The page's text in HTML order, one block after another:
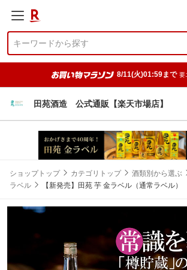
8/11(火)01:59まで 要
田苑酒造 公式通販【楽天市場店】
ショップトップ カテゴリトップ 酒類別から選ぶ
ラベル
【新発売】田苑 芋 金ラベル（通常ラベル）